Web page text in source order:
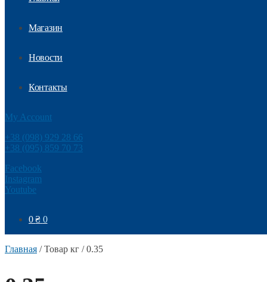
Магазин
Новости
Контакты
My Account
+38 (098) 929 28 66
+38 (095) 859 70 73
Facebook
Instagram
Youtube
0₴ 0
Главная /Товар кг /0.35